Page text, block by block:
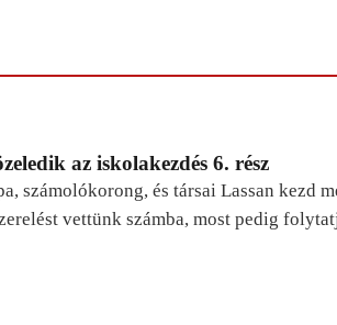
az iskolakezdés 6. rész
számolókorong, és társai Lassan kezd
vettünk számba, most pedig